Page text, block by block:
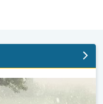
treft steden. . .